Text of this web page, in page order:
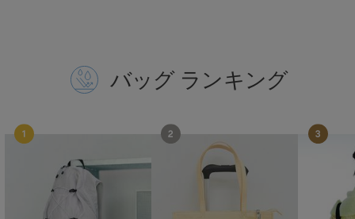
Sneakers by emmi
スニーカーズ バイ エミ
Snow Peak
スノーピーク
スナイデル
バッグ ランキング